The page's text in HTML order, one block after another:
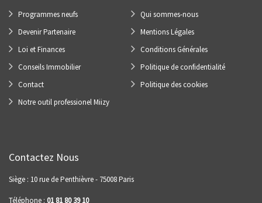
Programmes neufs
Devenir Partenaire
Loi et Finances
Conseils Immobilier
Contact
Notre outil professionel Miizy
Qui sommes-nous
Mentions Légales
Conditions Générales
Politique de confidentialité
Politique des cookies
Contactez Nous
Siège : 10 rue de Penthièvre - 75008 Paris
Téléphone : 01 81 80 39 10